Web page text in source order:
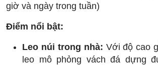
giờ và ngày trong tuần)
Điểm nổi bật:
Leo núi trong nhà: Với độ cao
leo mô phỏng vách đá dựng